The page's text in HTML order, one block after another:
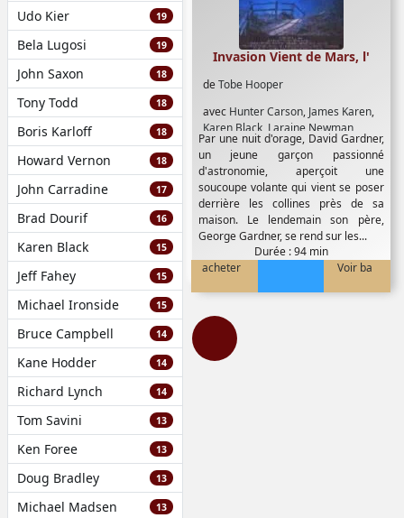
Udo Kier 19
Bela Lugosi 19
John Saxon 18
Tony Todd 18
Boris Karloff 18
Howard Vernon 18
John Carradine 17
Brad Dourif 16
Karen Black 15
Jeff Fahey 15
Michael Ironside 15
Bruce Campbell 14
Kane Hodder 14
Richard Lynch 14
Tom Savini 13
Ken Foree 13
Doug Bradley 13
Michael Madsen 13
deTobe Hooper
avec Hunter Carson, James Karen,
Karen Black, Laraine Newman,
Timothy Bottoms
Invasion Vient de Mars, l'
Par une nuit d'orage, David Gardner,
un jeune garçon passionné
d'astronomie, aperçoit une
soucoupe volante qui vient se poser
derrière les collines près de sa
maison. Le lendemain son père,
George Gardner, se rend sur les...
Durée : 94 min
acheter
Voir ba